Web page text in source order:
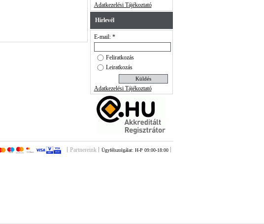
Adatkezelési Tájékoztató
Hírlevél
E-mail: *
Feliratkozás
Leiratkozás
Adatkezelési Tájékoztató
Partnereink Ügyfélszolgálat: H-P 09:00-18:00